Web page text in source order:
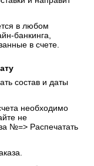
формы и
счет.
и направит
в любом
банкинга,
в счете.